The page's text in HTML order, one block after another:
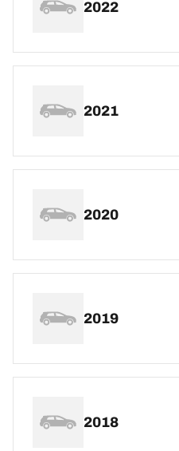
2022
2021
2020
2019
2018